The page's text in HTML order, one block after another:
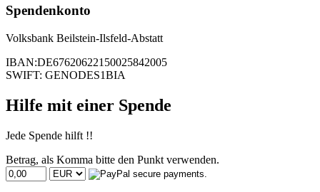
Spendenkonto
Volksbank Beilstein-Ilsfeld-Abstatt
IBAN:DE67620622150025842005
SWIFT: GENODES1BIA
Hilfe mit einer Spende
Jede Spende hilft !!
Betrag, als Komma bitte den Punkt verwenden.